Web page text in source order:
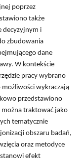
poprzez
także
decyzyjnym i
zbudowania
dane
W kontekście
pracy wybrano
wykraczają
przedstawiono
można traktować jako
tematycznie
obszaru badań,
oraz metodyce
efekt